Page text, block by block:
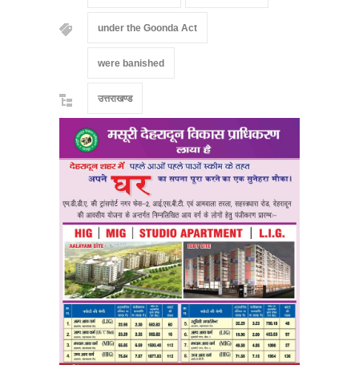
under the Goonda Act
were banished
उत्तराखण्ड